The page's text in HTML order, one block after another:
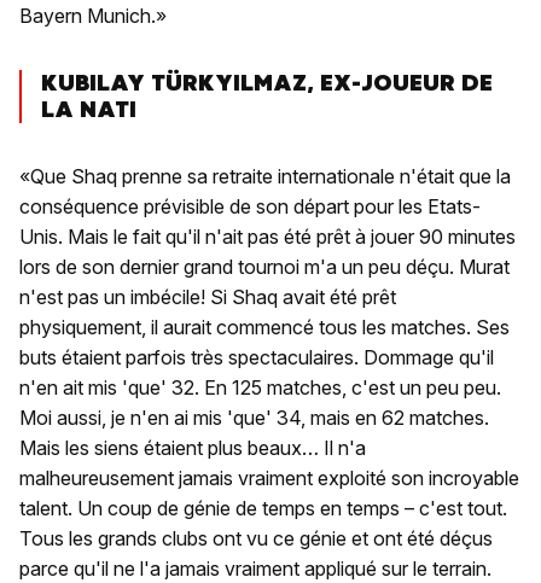
Bayern Munich.»
KUBILAY TÜRKYILMAZ, EX-JOUEUR DE
LA NATI
«Que Shaq prenne sa retraite internationale n'était que la
conséquence prévisible de son départ pour les Etats-
Unis. Mais le fait qu'il n'ait pas été prêt à jouer 90 minutes
lors de son dernier grand tournoi m'a un peu déçu. Murat
n'est pas un imbécile! Si Shaq avait été prêt
physiquement, il aurait commencé tous les matches. Ses
buts étaient parfois très spectaculaires. Dommage qu'il
n'en ait mis 'que' 32. En 125 matches, c'est un peu peu.
Moi aussi, je n'en ai mis 'que' 34, mais en 62 matches.
Mais les siens étaient plus beaux… Il n'a
malheureusement jamais vraiment exploité son incroyable
talent. Un coup de génie de temps en temps – c'est tout.
Tous les grands clubs ont vu ce génie et ont été déçus
parce qu'il ne l'a jamais vraiment appliqué sur le terrain.